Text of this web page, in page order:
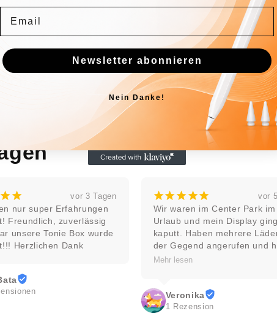
iPad-Hüllen
¡¡ vor 5 Tagen
Wir waren im Center Park im
Urlaub und mein Display ging
kaputt. Haben mehrere Läden in
der Gegend angerufen und hier
das beste Angebot bekommen. Die
makellos! Zudem war der Herr
supernett und freundlich, sodass
unser Technik-interessiertes Kind
Veronika
¡¡
Top Kundenservice
S G
Newsletter abonnieren
Nein Danke!